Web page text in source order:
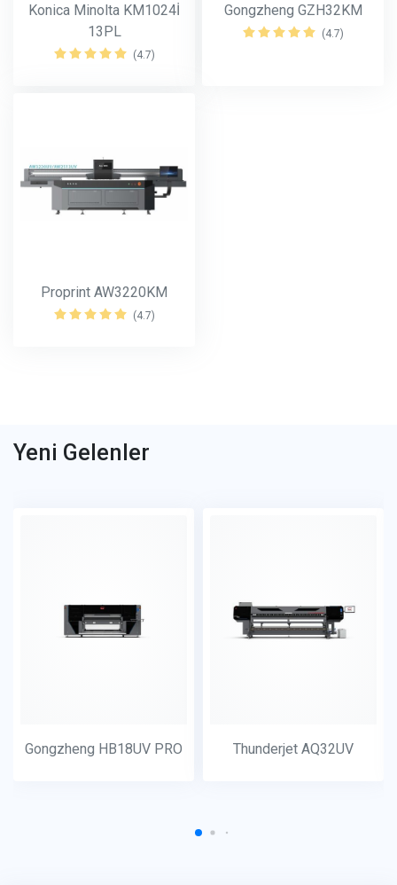
Konica Minolta KM1024İ
13PL
(4.7)
Gongzheng GZH32KM
(4.7)
Proprint AW3220KM
(4.7)
Yeni Gelenler
Gongzheng HB18UV PRO Thunderjet AQ32UV